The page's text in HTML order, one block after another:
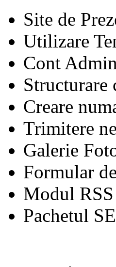
Site de
Utilizare
Cont
Structurare
Creare
Trimitere
Galerie
Formular
Modul RSS
Pachetul